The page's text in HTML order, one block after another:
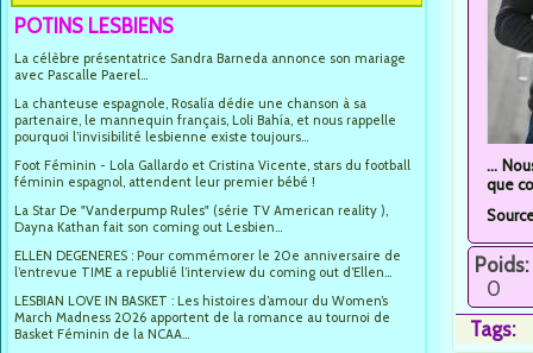
POTINS LESBIENS
La célèbre présentatrice Sandra Barneda annonce son mariage
avec Pascalle Paerel...
La chanteuse espagnole, Rosalía dédie une chanson à sa
partenaire, le mannequin français, Loli Bahía, et nous rappelle
pourquoi l’invisibilité lesbienne existe toujours...
Foot Féminin - Lola Gallardo et Cristina Vicente, stars du football
féminin espagnol, attendent leur premier bébé !
La Star De "Vanderpump Rules" (série TV American reality ),
Dayna Kathan fait son coming out Lesbien...
ELLEN DEGENERES : Pour commémorer le 20e anniversaire de
l’entrevue TIME a republié l’interview du coming out d’Ellen...
LESBIAN LOVE IN BASKET : Les histoires d’amour du Women’s
March Madness 2026 apportent de la romance au tournoi de
Basket Féminin de la NCAA...
...
que
Poids:
0
Tags: